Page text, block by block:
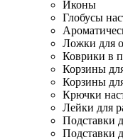
Иконы
Глобусы
Ложки для
Коврики в
Корзины
Корзины
Крючки
Лейки для
Подставки
Подставки